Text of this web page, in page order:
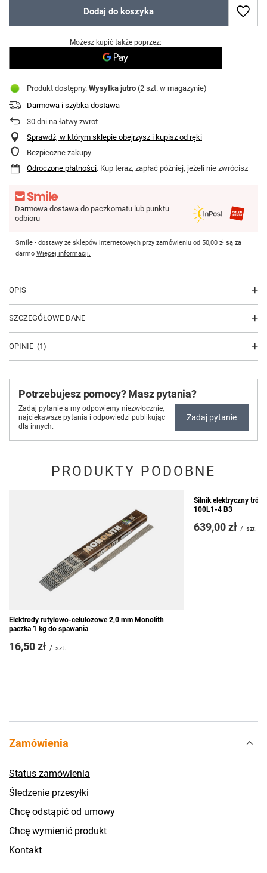
Dodaj do koszyka
Możesz kupić także poprzez:
Produkt dostępny Wysyłka jutro (2 szt. w magazynie)
Darmowa i szybka dostawa
30 dni na łatwy zwrot
Sprawdź, w którym sklepie obejrzysz i kupisz od ręki
Bezpieczne zakupy
Odroczone płatności. Kup teraz, zapłać później, jeżeli nie zwrócisz
Darmowa dostawa do paczkomatu lub punktu
odbioru
Smile - dostawy ze sklepów internetowych przy zamówieniu od 50,00 zł są za
darmo Więcej informacji.
OPIS
SZCZEGÓŁOWE DANE
OPINIE (1)
Potrzebujesz pomocy? Masz pytania?
Zadaj pytanie a my odpowiemy niezwłocznie,
najciekawsze pytania i odpowiedzi publikując
dla innych.
Zadaj pytanie
PRODUKTY PODOBNE
Elektrody rutylowo-celulozowe 2,0 mm Monolith
paczka 1 kg do spawania
16,50 zł / szt.
Silnik elektryczny
100L1-4 B3
639,00 zł / szt.
Zamówienia
Status zamówienia
Śledzenie przesyłki
Chcę odstąpić od umowy
Chcę wymienić produkt
Kontakt